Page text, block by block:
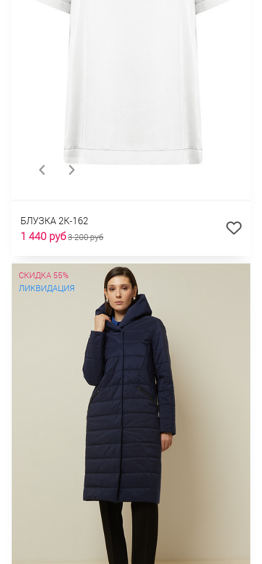
БЛУЗКА 2К-162
1 440 руб3 200 руб
СКИДКА 55%
ЛИКВИДАЦИЯ